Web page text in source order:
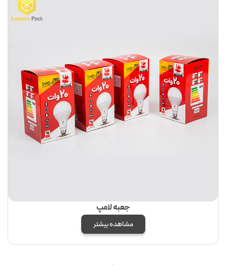
جعبه لامپ
مشاهده بیشتر